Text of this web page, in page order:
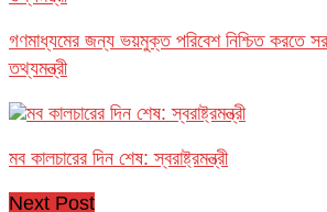
গণমাধ্যমের জন্য ভয়মুক্ত পরিবেশ নিশ্চিত করতে
তথ্যমন্ত্রী
মব কালচারের দিন শেষ: স্বরাষ্ট্রমন্ত্রী
Next Post